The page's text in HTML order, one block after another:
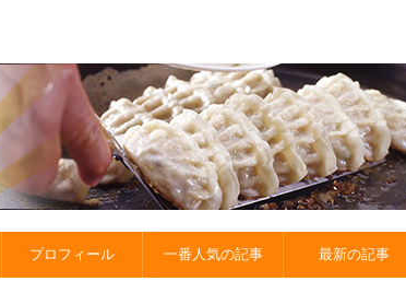
プロフィール 一番人気の記事 最新の記事